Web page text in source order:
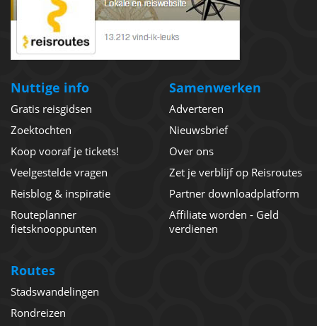
Nuttige info
Gratis reisgidsen
Zoektochten
Koop vooraf je tickets!
Veelgestelde vragen
Reisblog & inspiratie
Routeplanner
fietsknooppunten
Samenwerken
Adverteren
Nieuwsbrief
Over ons
Zet je verblijf op Reisroutes
Partner downloadplatform
Affiliate worden - Geld
verdienen
Routes
Stadswandelingen
Rondreizen